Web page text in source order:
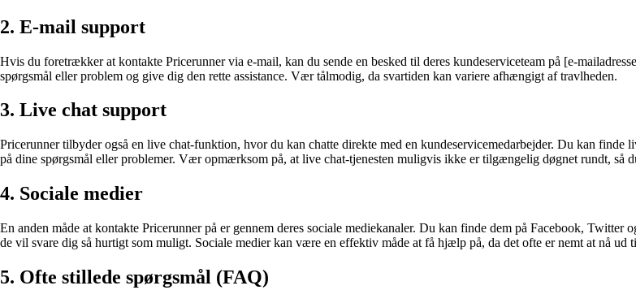
2. E-mail support
Hvis du foretrækker at kontakte Pricerunner via e-mail, kan du sende en besked til deres kundeserviceteam på [e-
spørgsmål eller problem og give dig den rette assistance. Vær tålmodig, da svartiden kan variere afhængigt af travlheden.
3. Live chat support
Pricerunner tilbyder også en live chat-funktion, hvor du kan chatte direkte med en kundeservicemedarbejder. Du kan finde
på dine spørgsmål eller problemer. Vær opmærksom på, at live chat-tjenesten muligvis ikke er tilgængelig døgnet rundt, så
4. Sociale medier
En anden måde at kontakte Pricerunner på er gennem deres sociale mediekanaler. Du kan finde dem på Facebook,
de vil svare dig så hurtigt som muligt. Sociale medier kan være en effektiv måde at få hjælp på, da det ofte er nemt at nå ud
5. Ofte stillede spørgsmål (FAQ)